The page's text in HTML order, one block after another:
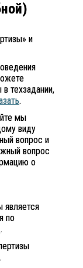
и
техзадании,
.
мы
виду
вопрос и
вопрос
о
является
по
.